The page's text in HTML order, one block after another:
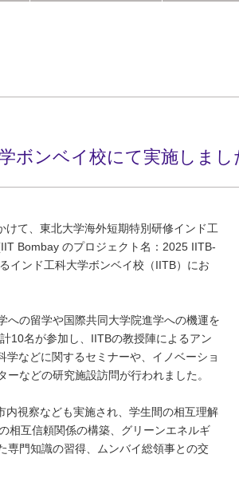
ボンベイ校にて実施しまし
て、東北大学海外短期特別研修インド工
Bombay のプロジェクト名：2025 IITB-
インド工科大学ボンベイ校（IITB）にお
への留学や国際共同大学院進学への機運を
10名が参加し、IITBの教授陣によるアン
学などに関するセミナーや、イノベーショ
などの研究施設訪問が行われました。
内視察なども実施され、学生間の相互理解
相互信頼関係の構築、グリーンエネルギ
専門知識の習得、ムンバイ総領事との交